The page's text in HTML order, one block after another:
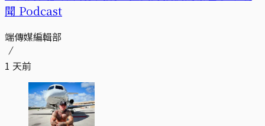
聞 Podcast
端傳媒編輯部
1 天前